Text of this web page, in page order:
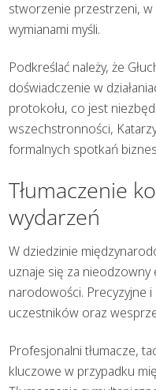
stworzenie przestrzeni, w
wymianami myśli.
Podkreślać należy, że
doświadczenie w
protokołu, co jest
wszechstronności,
formalnych spotkań
Tłumaczenie
wydarzeń
W dziedzinie
uznaje się za nieodzowny
narodowości. Precyzyjne
uczestników oraz
Profesjonalni tłumacze,
kluczowe w przypadku